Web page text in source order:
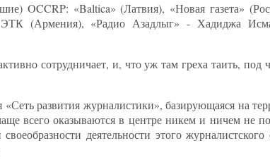
OCCRP: «Baltica» (Латвия), «Новая газета»
(Армения), «Радио Азадлыг» - Хадиджа
сотрудничает, и, что уж там греха таить, под
«Сеть развития журналистики», базирующаяся на
всего оказываются в центре никем и ничем не
деятельности этого